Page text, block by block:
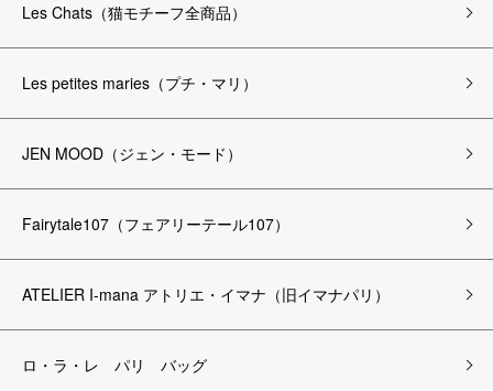
Les Chats（猫モチーフ全商品）
Les petites maries（プチ・マリ）
JEN MOOD（ジェン・モード）
Fairytale107（フェアリーテール107）
ATELIER I-mana アトリエ・イマナ（旧イマナパリ）
ロ・ラ・レ パリ バッグ